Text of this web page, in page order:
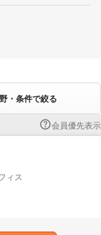
条件を考慮して、自分に
・条件で絞る
会員優先表示
ィス